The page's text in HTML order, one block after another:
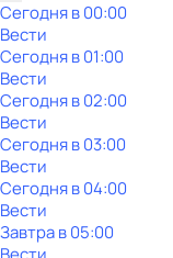
Сегодня в 00:00
Вести
Сегодня в 01:00
Вести
Сегодня в 02:00
Вести
Сегодня в 03:00
Вести
Сегодня в 04:00
Вести
Завтра в 05:00